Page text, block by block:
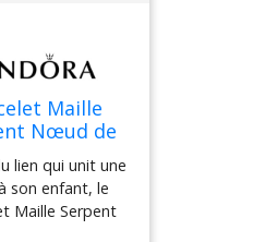
Maille
Nœud de
Pandora
Aucune
19 cm
female
lien qui unit une
son enfant, le
Maille Serpent